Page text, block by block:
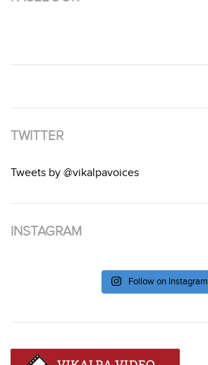
TWITTER
Tweets by @vikalpavoices
INSTAGRAM
Follow on Instagram